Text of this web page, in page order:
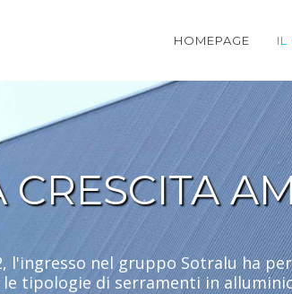
HOMEPAGE IL
CRESCITA
l'ingresso nel gruppo Sotralu ha
tipologie di serramenti in